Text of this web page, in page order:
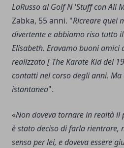
LaRusso al Golf N 'Stuff con Ali
Zabka, 55 anni. "Ricreare quei
divertente e abbiamo riso tutto
Elisabeth. Eravamo buoni
realizzato [ The Karate Kid del
contatti nel corso degli anni.
istantanea".
«Non doveva tornare in realtà
è stato deciso di farla rientrare,
senso per lei, e doveva essere